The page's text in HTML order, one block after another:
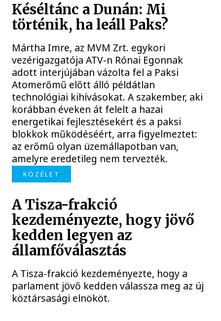
Késéltánc a Dunán: Mi
történik, ha leáll Paks?
Mártha Imre, az MVM Zrt. egykori
vezérigazgatója ATV-n Rónai Egonnak
adott interjújában vázolta fel a Paksi
Atomerőmű előtt álló példátlan
technológiai kihívásokat. A szakember, aki
korábban éveken át felelt a hazai
energetikai fejlesztésekért és a paksi
blokkok működéséért, arra figyelmeztet:
az erőmű olyan üzemállapotban van,
amelyre eredetileg nem tervezték.
KÖZÉLET
A Tisza-frakció
kezdeményezte, hogy jövő
kedden legyen az
államfőválasztás
A Tisza-frakció kezdeményezte, hogy a
parlament jövő kedden válassza meg az új
köztársasági elnököt.